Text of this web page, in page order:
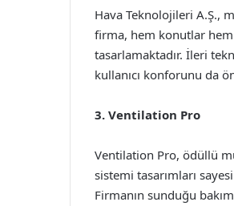
Hava Teknolojileri A.Ş.,
firma, hem konutlar
tasarlamaktadır. İleri
kullanıcı konforunu da
3. Ventilation Pro
Ventilation Pro, ödüllü
sistemi tasarımları
Firmanın sunduğu